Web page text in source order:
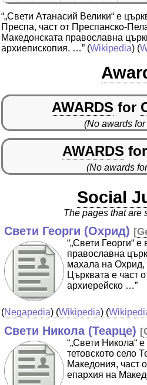
“„Свети Атанасий Велики“ е
Преспа, част от Преспанско-
Македонската православна
архиепископия. …” (Wikipedia) (
AWARDS for
(No awards
AWARDS for
(No awards
Social
The pages that are
Свети Георги (Охрид) [
“„Свети Георги“
православна
махала на Охрид,
Църквата е част
архиерейско …”
(Negapedia) (Wikipedia) (
Свети Никола (Теарце) [
“„Свети Никола“
тетовското село
Македония, част
епархия на